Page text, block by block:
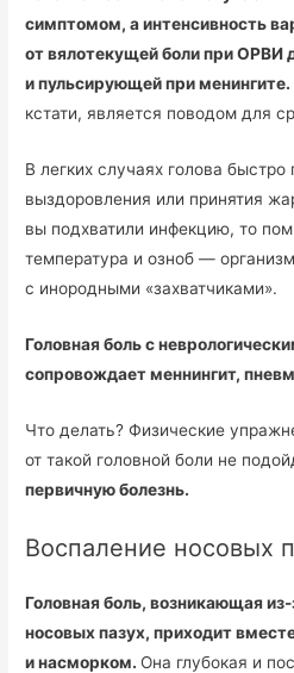
симптомом, а интенсивность
от вялотекущей боли при ОРВИ
и пульсирующей при менингите.
кстати, является поводом для
В легких случаях голова
выздоровления или принятия
вы подхватили инфекцию, то
температура и озноб —
с инородными «захватчиками».
Головная боль с
сопровождает меннингит,
Что делать? Физические
от такой головной боли не
первичную болезнь.
Воспаление носовых
Головная боль, возникающая
носовых пазух, приходит
и насморком. Она глубокая и